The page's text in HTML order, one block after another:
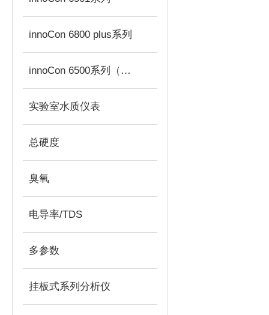
innoCon 6800 plus系列
innoCon 6500系列（已停产）
实验室水质仪表
总硬度
臭氧
电导率/TDS
多参数
挂板式系列分析仪